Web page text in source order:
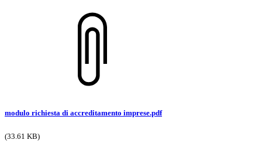
modulo richiesta di accreditamento imprese.pdf
(33.61 KB)